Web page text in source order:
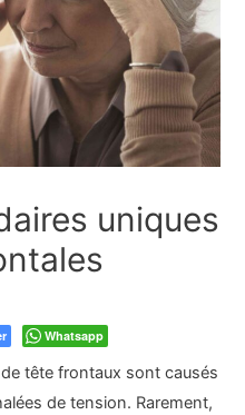
uniques
Whatsapp
tête frontaux sont causés
de tension. Rarement,